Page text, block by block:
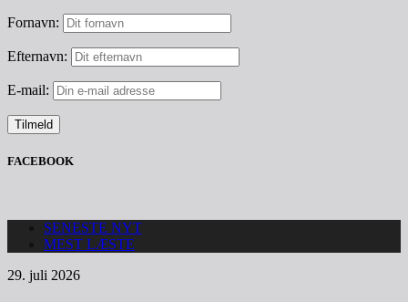
Fornavn:
Efternavn:
E-mail:
FACEBOOK
SENESTE NYT
MEST LÆSTE
29. juli 2026